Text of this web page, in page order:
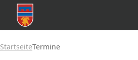
StartseiteTermine